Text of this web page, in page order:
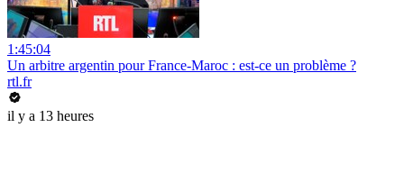
1:45:04
Un arbitre argentin pour France-Maroc : est-ce un problème ?
rtl.fr
il y a 13 heures